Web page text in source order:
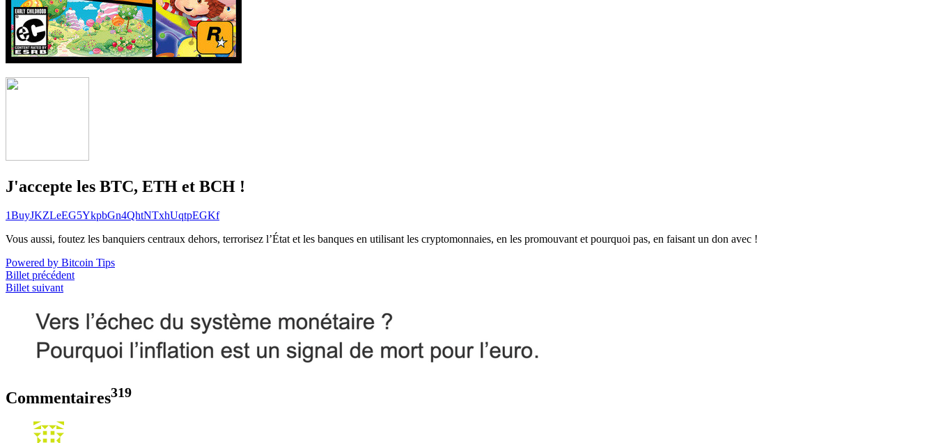
J'accepte les BTC, ETH et BCH !
1BuyJKZLeEG5YkpbGn4QhtNTxhUqtpEGKf
Vous aussi, foutez les banquiers centraux dehors, terrorisez l’État et les banques en utilisant les cryptomonnaies, en les promouvant et pourquoi pas, en faisant un don avec !
Powered by Bitcoin Tips
Billet précédent
Billet suivant
Commentaires319